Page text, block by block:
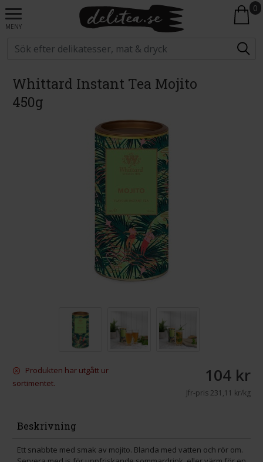
MENY
0
Whittard Instant Tea Mojito
450g
Produkten har utgått ur
sortimentet.
104 kr
Jfr-pris231,11 kr/kg
Beskrivning
Ett snabbte med smak av mojito. Blanda med vatten och rör om.